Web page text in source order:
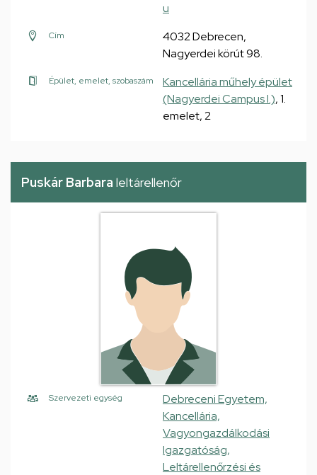
u
Cím
4032 Debrecen,
Nagyerdei körút 98.
Épület, emelet, szobaszám
Kancellária műhely épület
(Nagyerdei Campus I.), 1.
emelet, 2
Puskár Barbara leltárellenőr
Szervezeti egység
Debreceni Egyetem,
Kancellária,
Vagyongazdálkodási
Igazgatóság,
Leltárellenőrzési és